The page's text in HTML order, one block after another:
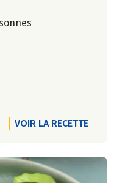
VOIR LA RECETTE